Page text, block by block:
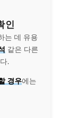
인
는 데 유용
같은 다른
.
경우에는